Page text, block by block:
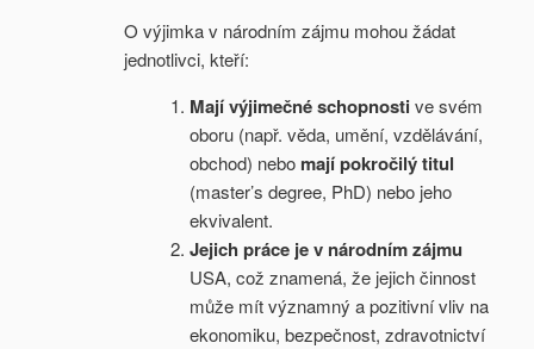
O výjimka v národním zájmu mohou žádat
jednotlivci, kteří:
Mají výjimečné schopnostive svém
oboru (např. věda, umění, vzdělávání,
obchod) nebo mají pokročilý titul
(master’s degree, PhD) nebo jeho
ekvivalent.
Jejich práce je v národním zájmu
USA, což znamená, že jejich činnost
může mít významný a pozitivní vliv na
ekonomiku, bezpečnost, zdravotnictví